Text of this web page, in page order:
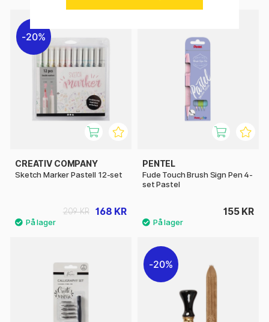
20%
CREATIV COMPANY
Sketch Marker Pastell 12-set
168 KR
209 KR
PENTEL
Fude Touch Brush Sign Pen 4-
set Pastel
155 KR
20%